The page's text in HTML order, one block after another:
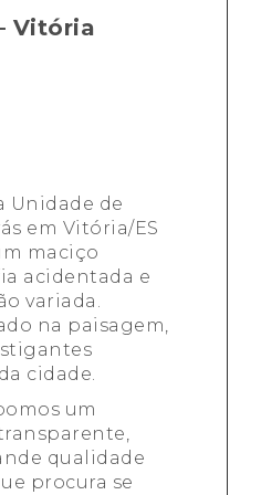
Vitória
Unidade de
em Vitória/ES
maciço
acidentada e
variada.
na paisagem,
cidade.
um
qualidade
procura se